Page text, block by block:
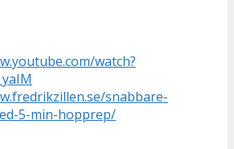
watch?
snabbare-
5-min-hopprep/